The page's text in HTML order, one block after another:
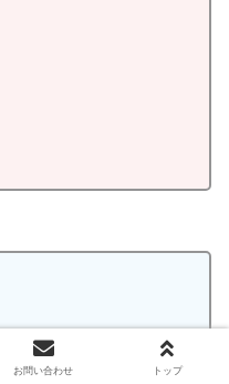
お問い合わせ トップ